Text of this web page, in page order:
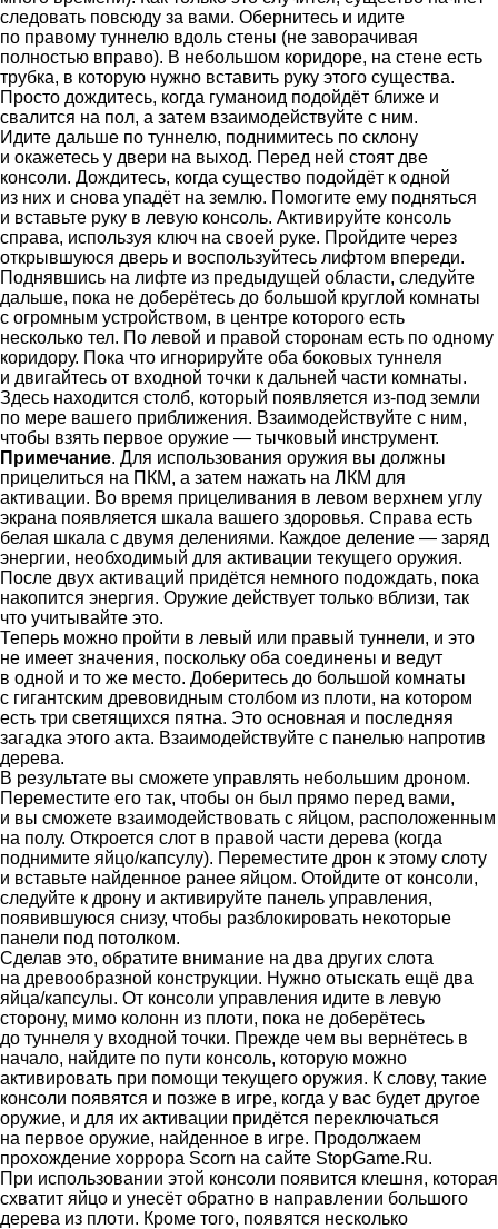
следовать повсюду за вами. Обернитесь и идите
по правому туннелю вдоль стены (не заворачивая
полностью вправо). В небольшом коридоре, на стене есть
трубка, в которую нужно вставить руку этого существа.
Просто дождитесь, когда гуманоид подойдёт ближе и
свалится на пол, а затем взаимодействуйте с ним.
Идите дальше по туннелю, поднимитесь по склону
и окажетесь у двери на выход. Перед ней стоят две
консоли. Дождитесь, когда существо подойдёт к одной
из них и снова упадёт на землю. Помогите ему подняться
и вставьте руку в левую консоль. Активируйте консоль
справа, используя ключ на своей руке. Пройдите через
открывшуюся дверь и воспользуйтесь лифтом впереди.
Поднявшись на лифте из предыдущей области, следуйте
дальше, пока не доберётесь до большой круглой комнаты
с огромным устройством, в центре которого есть
несколько тел. По левой и правой сторонам есть по одному
коридору. Пока что игнорируйте оба боковых туннеля
и двигайтесь от входной точки к дальней части комнаты.
Здесь находится столб, который появляется из-под земли
по мере вашего приближения. Взаимодействуйте с ним,
чтобы взять первое оружие — тычковый инструмент.
Примечание. Для использования оружия вы должны
прицелиться на ПКМ, а затем нажать на ЛКМ для
активации. Во время прицеливания в левом верхнем углу
экрана появляется шкала вашего здоровья. Справа есть
белая шкала с двумя делениями. Каждое деление — заряд
энергии, необходимый для активации текущего оружия.
После двух активаций придётся немного подождать, пока
накопится энергия. Оружие действует только вблизи, так
что учитывайте это.
Теперь можно пройти в левый или правый туннели, и это
не имеет значения, поскольку оба соединены и ведут
в одной и то же место. Доберитесь до большой комнаты
с гигантским древовидным столбом из плоти, на котором
есть три светящихся пятна. Это основная и последняя
загадка этого акта. Взаимодействуйте с панелью напротив
дерева.
В результате вы сможете управлять небольшим дроном.
Переместите его так, чтобы он был прямо перед вами,
и вы сможете взаимодействовать с яйцом, расположенным
на полу. Откроется слот в правой части дерева (когда
поднимите яйцо/капсулу). Переместите дрон к этому слоту
и вставьте найденное ранее яйцом. Отойдите от консоли,
следуйте к дрону и активируйте панель управления,
появившуюся снизу, чтобы разблокировать некоторые
панели под потолком.
Сделав это, обратите внимание на два других слота
на древообразной конструкции. Нужно отыскать ещё два
яйца/капсулы. От консоли управления идите в левую
сторону, мимо колонн из плоти, пока не доберётесь
до туннеля у входной точки. Прежде чем вы вернётесь в
начало, найдите по пути консоль, которую можно
активировать при помощи текущего оружия. К слову, такие
консоли появятся и позже в игре, когда у вас будет другое
оружие, и для их активации придётся переключаться
на первое оружие, найденное в игре. Продолжаем
прохождение хоррора Scorn на сайте StopGame.Ru.
При использовании этой консоли появится клешня, которая
схватит яйцо и унесёт обратно в направлении большого
дерева из плоти. Кроме того, появятся несколько